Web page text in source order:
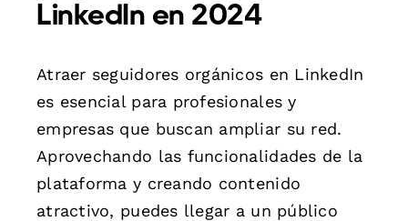
LinkedIn en 2024
Atraer seguidores orgánicos en LinkedIn
es esencial para profesionales y
empresas que buscan ampliar su red.
Aprovechando las funcionalidades de la
plataforma y creando contenido
atractivo, puedes llegar a un público